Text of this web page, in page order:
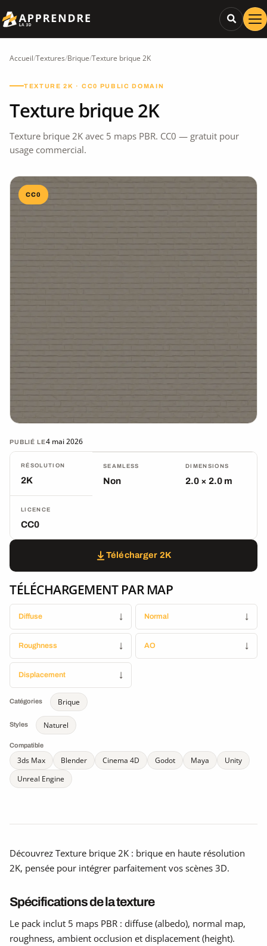
Accueil/Textures/Brique/Texture brique 2K
TEXTURE 2K · CC0 PUBLIC DOMAIN
Texture brique 2K
Texture brique 2K avec 5 maps PBR. CC0 — gratuit pour
usage commercial.
CC0
PUBLIÉ LE4 mai 2026
RÉSOLUTION
2K
SEAMLESS
Non
DIMENSIONS
2.0 × 2.0 m
LICENCE
CC0
Télécharger 2K
TÉLÉCHARGEMENT PAR MAP
Diffuse ↓ Normal ↓
Roughness ↓ AO ↓
Displacement ↓
Catégories Brique
Styles Naturel
Compatible
3ds Max Blender Cinema 4D Godot Maya
Unity
Unreal Engine
Découvrez Texture brique 2K : brique en haute résolution
2K, pensée pour intégrer parfaitement vos scènes 3D.
Spécifications de la texture
Le pack inclut 5 maps PBR : diffuse (albedo), normal map,
roughness, ambient occlusion et displacement (height).